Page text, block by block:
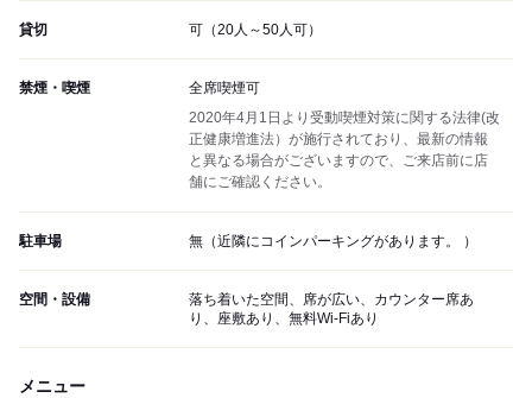
貸切 可（20人～50人可）
禁煙・喫煙
全席喫煙可
2020年4月1日より受動喫煙対策に関する法律(改
正健康増進法）が施行されており、最新の情報
と異なる場合がございますので、ご来店前に店
舗にご確認ください。
駐車場 無（近隣にコインパーキングがあります。 ）
空間・設備
落ち着いた空間、席が広い、カウンター席あ
り、座敷あり、無料Wi-Fiあり
メニュー